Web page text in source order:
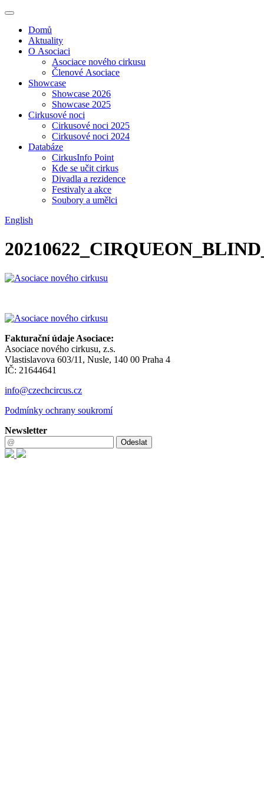
Domů
Aktuality
O Asociaci
Asociace nového cirkusu
Členové Asociace
Showcase
Showcase 2026
Showcase 2025
Cirkusové noci
Cirkusové noci 2025
Cirkusové noci 2024
Databáze
CirkusInfo Point
Kde se učit cirkus
Divadla a rezidence
Festivaly a akce
Soubory a umělci
English
Fakturační údaje Asociace:
Asociace nového cirkusu, z.s.
Vlastislavova 603/11, Nusle, 140 00 Praha 4
IČ: 21644641
info@czechcircus.cz
Podmínky ochrany soukromí
Newsletter
Odeslat